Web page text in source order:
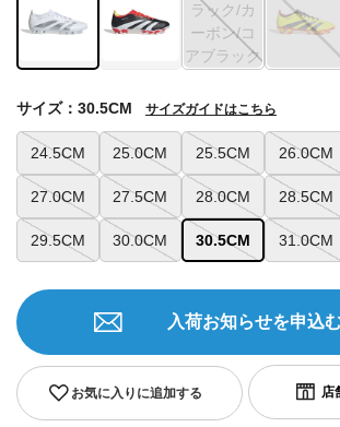
24.5CM 25.0CM 25.5CM 26.0CM
27.0CM 27.5CM 28.0CM 28.5CM
29.5CM 30.0CM 30.5CM 31.0CM
サイズ：30.5CM サイズガイドはこちら
お気に入りに追加する
入荷お知らせを申込